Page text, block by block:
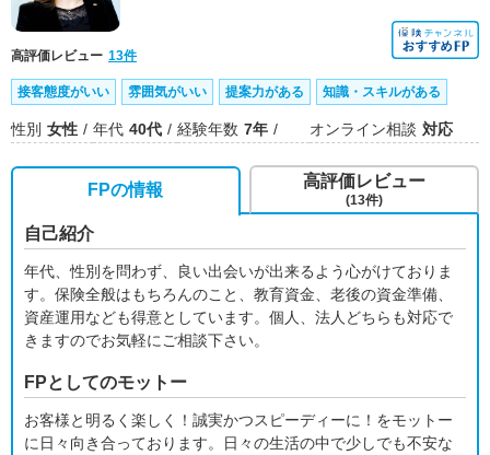
高評価レビュー 13件
接客態度がいい 雰囲気がいい 提案力がある 知識・スキルがある
性別 女性 年代 40代 経験年数 7年 オンライン相談 対応
FPの情報
自己紹介
年代、性別を問わず、良い出会いが出来るよう心がけておりま
す。保険全般はもちろんのこと、教育資金、老後の資金準備、
資産運用なども得意としています。個人、法人どちらも対応で
きますのでお気軽にご相談下さい。
FPとしてのモットー
お客様と明るく楽しく！誠実かつスピーディーに！をモットー
に日々向き合っております。日々の生活の中で少しでも不安な
高評価レビュー
(13件)